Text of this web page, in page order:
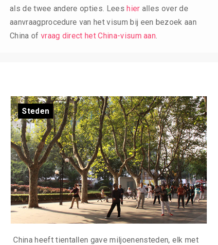
als de twee andere opties. Leeshier alles over de
aanvraagprocedure van het visum bij een bezoek aan
China of vraag direct het China-visum aan
Steden
China heeft tientallen gave miljoenensteden, elk met